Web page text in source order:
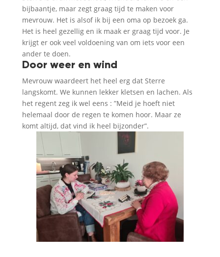
bijbaantje, maar zegt graag tijd te maken voor
mevrouw. Het is alsof ik bij een oma op bezoek ga.
Het is heel gezellig en ik maak er graag tijd voor. Je
krijgt er ook veel voldoening van om iets voor een
ander te doen.
Door weer en wind
Mevrouw waardeert het heel erg dat Sterre
langskomt. We kunnen lekker kletsen en lachen. Als
het regent zeg ik wel eens : ”Meid je hoeft niet
helemaal door de regen te komen hoor. Maar ze
komt altijd, dat vind ik heel bijzonder”.